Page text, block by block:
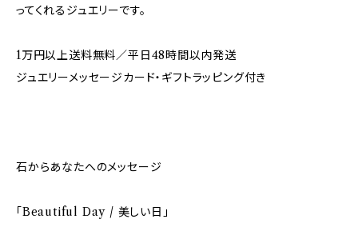
ってくれるジュエリーです。
1万円以上送料無料／平日48時間以内発送
ジュエリーメッセージカード・ギフトラッピング付き
石からあなたへのメッセージ
「Beautiful Day / 美しい日」